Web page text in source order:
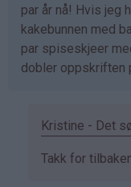
par år nå! Hvis jeg
kakebunnen med
par spiseskjeer
dobler oppskriften
Kristine - Det
Som
Takk for